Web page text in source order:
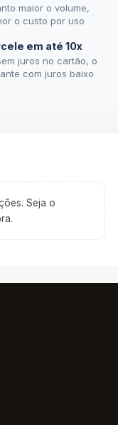
maior o volume,
o custo por uso
em até 10x
juros no cartão, o
com juros baixo
Seja o